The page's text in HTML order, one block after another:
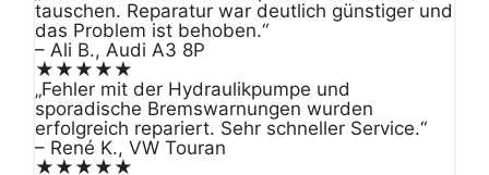
tauschen. Reparatur war deutlich günstiger und
das Problem ist behoben.“
– Ali B., Audi A3 8P
★★★★★
„Fehler mit der Hydraulikpumpe und
sporadische Bremswarnungen wurden
erfolgreich repariert. Sehr schneller Service.“
– René K., VW Touran
★★★★★